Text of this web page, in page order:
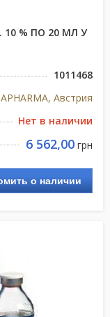
10 % ПО 20 МЛ У
1011468
Австрия
Нет в наличии
6 562,00 грн
о наличии